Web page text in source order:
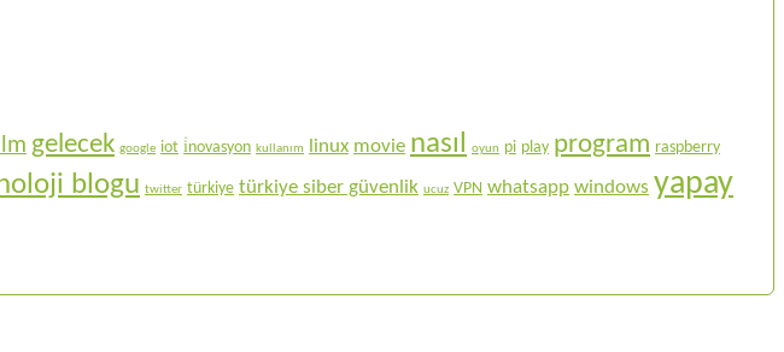
gelecek google iot i̇novasyon kullanım linux movie nasıl oyun pi play program raspberry
blogu twitter türkiye türkiye siber güvenlik ucuz VPN whatsapp windows yapay